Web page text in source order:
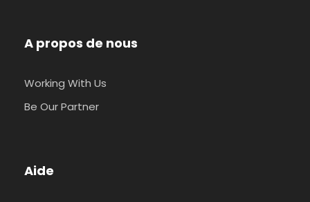
A propos de nous
Working With Us
Be Our Partner
Aide